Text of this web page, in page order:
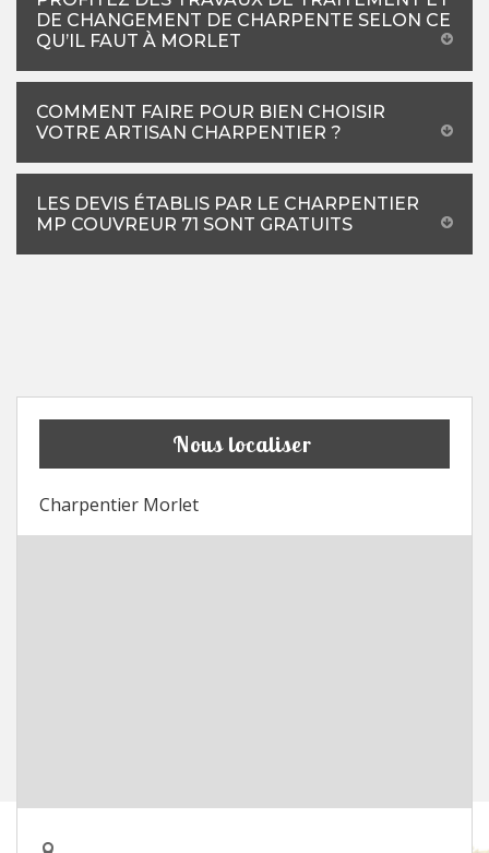
DE CHANGEMENT DE CHARPENTE SELON CE
QU’IL FAUT À MORLET
COMMENT FAIRE POUR BIEN CHOISIR
VOTRE ARTISAN CHARPENTIER ?
LES DEVIS ÉTABLIS PAR LE CHARPENTIER
MP COUVREUR 71 SONT GRATUITS
Nous localiser
Charpentier Morlet